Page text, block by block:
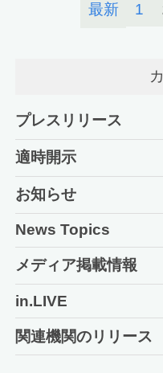
最新 1
プレスリリース
適時開示
お知らせ
News Topics
メディア掲載情報
in.LIVE
関連機関のリリース